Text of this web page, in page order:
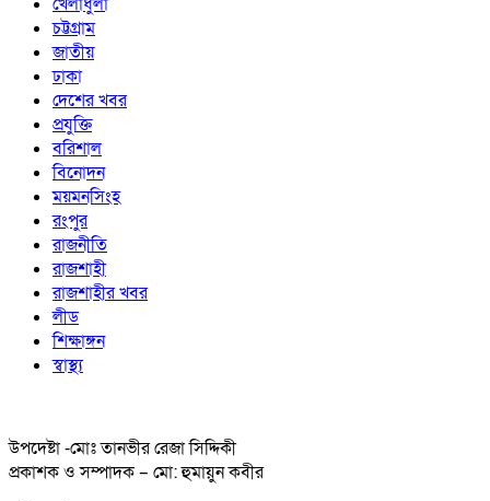
চট্টগ্রাম
জাতীয়
ঢাকা
দেশের খবর
প্রযুক্তি
বরিশাল
বিনোদন
ময়মনসিংহ
রংপুর
রাজনীতি
রাজশাহী
রাজশাহীর খবর
লীড
শিক্ষাঙ্গন
স্বাস্থ্য
উপদেষ্টা -মোঃ তানভীর রেজা সিদ্দিকী
প্রকাশক ও সম্পাদক – মো: হুমায়ুন কবীর